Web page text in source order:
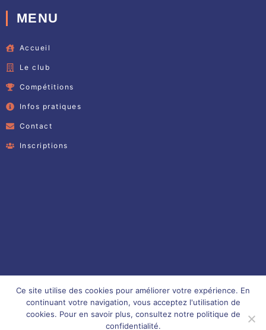
MENU
Accueil
Le club
Compétitions
Infos pratiques
Contact
Inscriptions
Ce site utilise des cookies pour améliorer votre expérience. En
continuant votre navigation, vous acceptez l'utilisation de
cookies. Pour en savoir plus, consultez notre politique de
confidentialité.